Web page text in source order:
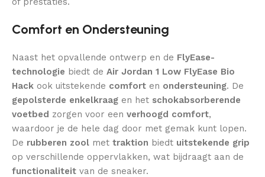
Comfort en Ondersteuning
Naast het opvallende ontwerp en de FlyEase-
technologie biedt de Air Jordan 1 Low FlyEase Bio
Hack ook uitstekende comfort en ondersteuning. De
gepolsterde enkelkraag en het schokabsorberende
voetbed zorgen voor een verhoogd comfort,
waardoor je de hele dag door met gemak kunt lopen.
De rubberen zool met traktion biedt uitstekende grip
op verschillende oppervlakken, wat bijdraagt aan de
functionaliteit van de sneaker.